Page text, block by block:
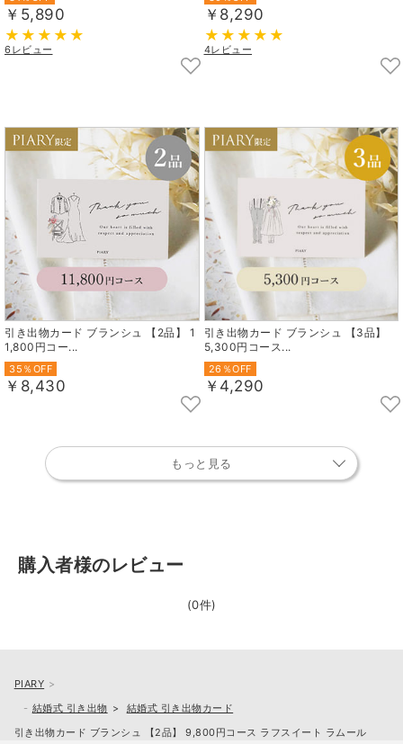
￥5,890
6レビュー
￥8,290
4レビュー
引き出物カード ブランシュ 【2品】 1
1,800円コー...
35％OFF
￥8,430
引き出物カード ブランシュ 【3品】
5,300円コース...
26％OFF
￥4,290
もっと見る
購入者様のレビュー
(0件)
PIARY
結婚式 引き出物
結婚式 引き出物カード
引き出物カード ブランシュ 【2品】 9,800円コース ラフスイート ラムール